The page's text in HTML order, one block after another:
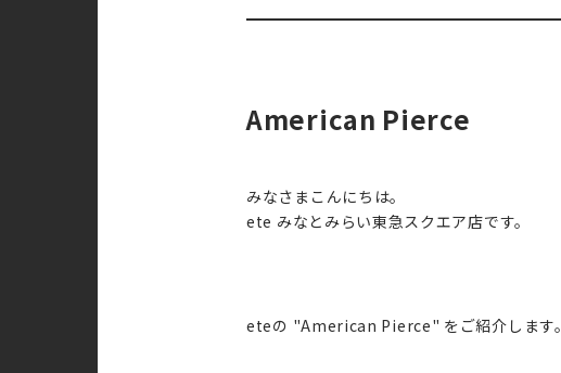
American Pierce
みなさまこんにちは。
ete みなとみらい東急スクエア店です。
eteの "American Pierce" をご紹介します。